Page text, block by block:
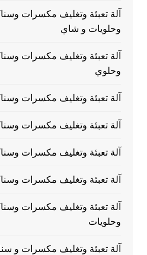
آلة تعبئة وتغليف مكسرات
وحلويات و شاي
آلة تعبئة وتغليف مكسرات
وحلوي
آلة تعبئة وتغليف مكسرات
آلة تعبئة وتغليف مكسرات
آلة تعبئة وتغليف مكسرات
آلة تعبئة وتغليف مكسرات
آلة تعبئة وتغليف مكسرات
وحلويات
آلة تعبئة وتغليف مكسرات